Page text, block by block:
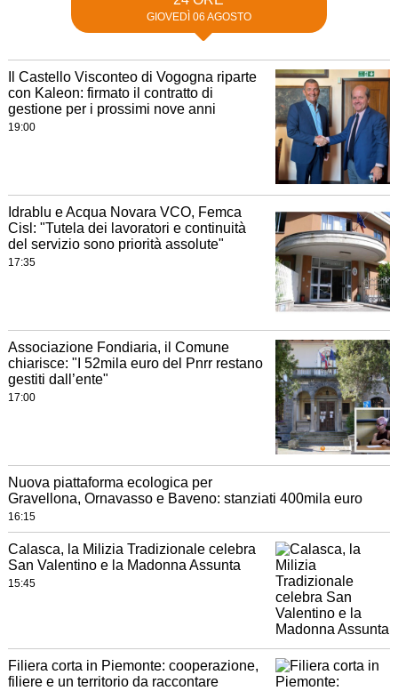
GIOVEDÌ 06 AGOSTO
Il Castello Visconteo di Vogogna riparte
con Kaleon: firmato il contratto di
gestione per i prossimi nove anni
19:00
Idrablu e Acqua Novara VCO, Femca
Cisl: "Tutela dei lavoratori e continuità
del servizio sono priorità assolute"
17:35
Associazione Fondiaria, il Comune
chiarisce: "I 52mila euro del Pnrr restano
gestiti dall’ente"
17:00
Nuova piattaforma ecologica per
Gravellona, Ornavasso e Baveno: stanziati 400mila euro
16:15
Calasca, la Milizia Tradizionale celebra
San Valentino e la Madonna Assunta
15:45
Filiera corta in Piemonte: cooperazione,
filiere e un territorio da raccontare